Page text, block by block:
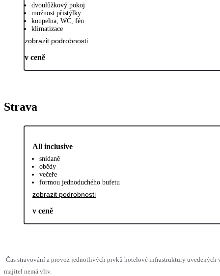
dvoulůžkový pokoj
možnost přistýlky
koupelna, WC, fén
klimatizace
zobrazit podrobnosti
v ceně
Strava
All inclusive
snídaně
obědy
večeře
formou jednoduchého bufetu
zobrazit podrobnosti
v ceně
Čas stravování a provoz jednotlivých prvků hotelové infrastruktury uvedených
majitel nemá vliv.